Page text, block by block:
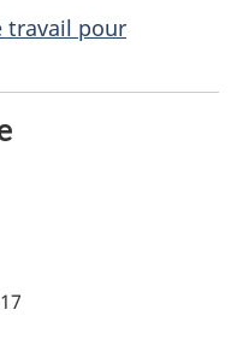
travail pour